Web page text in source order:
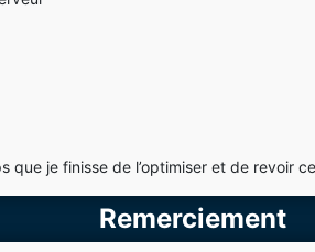
que je finisse de l’optimiser et de revoir
Remerciement